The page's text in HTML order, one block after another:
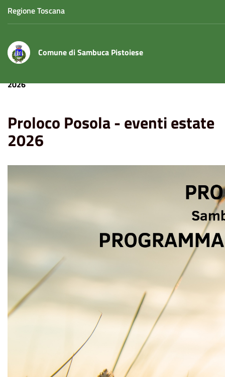
Regione Toscana
Comune di Sambuca Pistoiese
2026
Proloco Posola - eventi estate
2026